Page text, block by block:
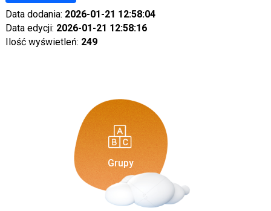
Data dodania: 2026-01-21 12:58:04
Data edycji: 2026-01-21 12:58:16
Ilość wyświetleń: 249
Grupy